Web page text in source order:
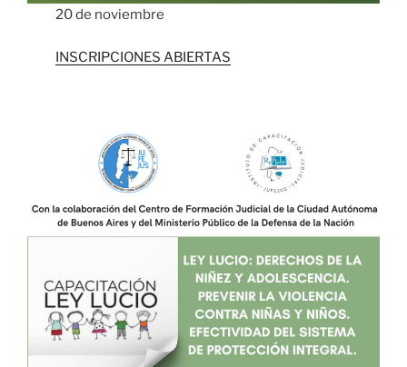
20 de noviembre
INSCRIPCIONES ABIERTAS